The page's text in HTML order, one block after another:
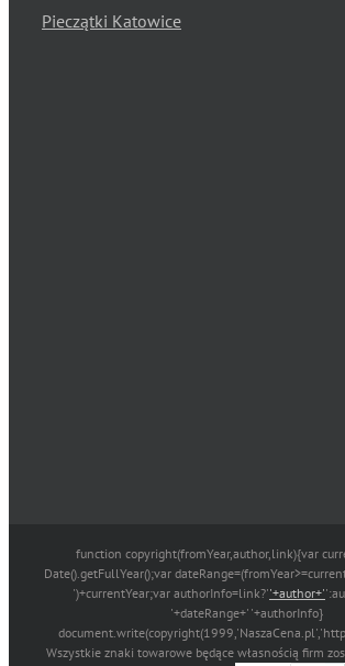
Pieczątki Katowice
function copyright(fromYear,author,link){var
Date().getFullYear();var
')+currentYear;var authorInfo=link?''+author+'
'+dateRange+' '+authorInfo}
Wszystkie znaki towarowe będące własnością firm